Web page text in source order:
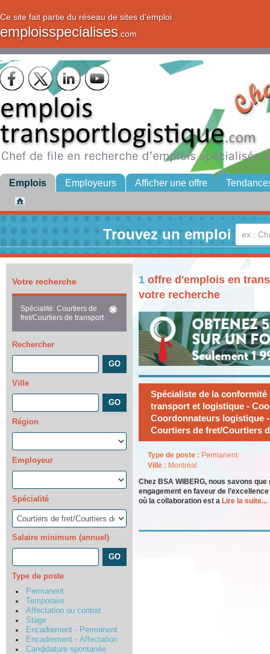
Ce site fait partie du réseau de sites d'emploi
emploisspecialises.com
Emplois Employeurs Afficher une offre
Trouvez un emploi
Votre recherche
Spécialité: Courtiers de
fret/Courtiers de transport
Rechercher
Ville
Région
Employeur
Spécialité
Salaire minimum (annuel)
Type de poste
Permanent
Temporaire
Affectation ou contrat
Stage
Encadrement - Permanent
Encadrement - Affectation
Candidature spontanée
1 offre d'emplois en
votre recherche
Spécialiste de la
transport et logistique -
Coordonnateurs logistique
Courtiers de fret/Courtiers
Type de poste : Permanent
Ville : Montréal
Chez BSA WIBERG, nous savons
engagement en faveur de
où la collaboration est a Lire la suite...